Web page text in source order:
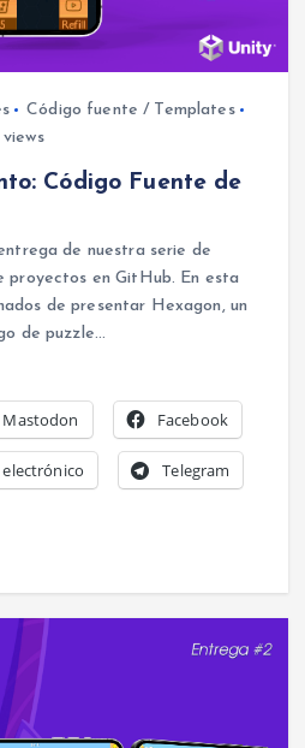
Código fuente / Templates
Código Fuente de
de nuestra serie de
proyectos en GitHub. En esta
de presentar Hexagon, un
de puzzle…
Mastodon Facebook
Telegram